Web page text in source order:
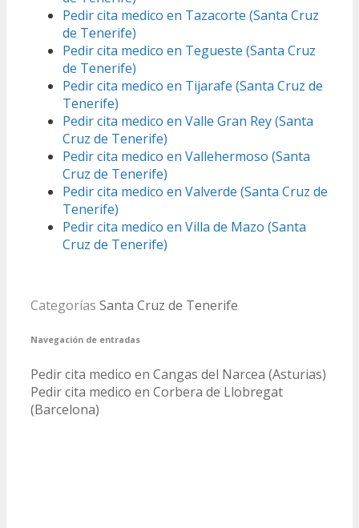
Pedir cita medico en Tazacorte (Santa Cruz
de Tenerife)
Pedir cita medico en Tegueste (Santa Cruz
de Tenerife)
Pedir cita medico en Tijarafe (Santa Cruz de
Tenerife)
Pedir cita medico en Valle Gran Rey (Santa
Cruz de Tenerife)
Pedir cita medico en Vallehermoso (Santa
Cruz de Tenerife)
Pedir cita medico en Valverde (Santa Cruz de
Tenerife)
Pedir cita medico en Villa de Mazo (Santa
Cruz de Tenerife)
Categorías Santa Cruz de Tenerife
Navegación de entradas
Pedir cita medico en Cangas del Narcea (Asturias)
Pedir cita medico en Corbera de Llobregat
(Barcelona)